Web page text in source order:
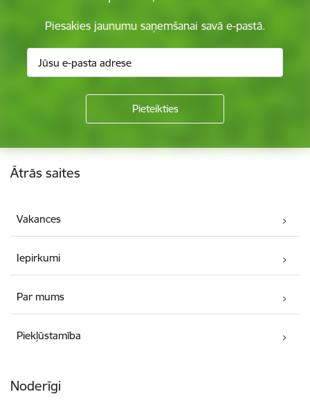
Piesakies jaunumu saņemšanai savā e-pastā.
Kājene
Ātrās saites
Vakances
Iepirkumi
Par mums
Piekļūstamība
Noderīgi